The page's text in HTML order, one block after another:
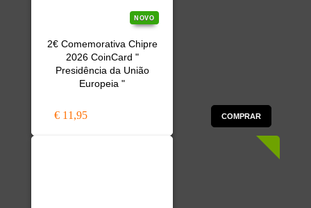
NOVO
2€ Comemorativa Chipre
2026 CoinCard "
Presidência da União
Europeia "
€ 11,95 COMPRAR